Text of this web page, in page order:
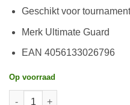
Geschikt voor
Merk Ultimate Guard
EAN 4056133026796
Op voorraad